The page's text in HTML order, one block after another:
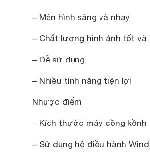
– Màn hình sáng và nhạy
– Chất lượng hình ảnh tốt và
– Dễ sử dụng
– Nhiều tính năng tiện lợi
Nhược điểm
– Kích thước máy cồng kềnh
– Sử dụng hệ điều hành